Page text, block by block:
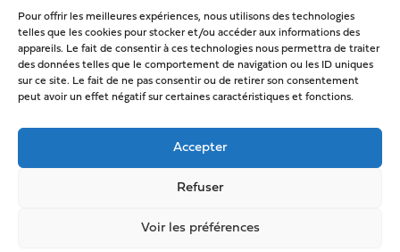
Pour offrir les meilleures expériences, nous utilisons des technologies
telles que les cookies pour stocker et/ou accéder aux informations des
appareils. Le fait de consentir à ces technologies nous permettra de traiter
des données telles que le comportement de navigation ou les ID uniques
sur ce site. Le fait de ne pas consentir ou de retirer son consentement
peut avoir un effet négatif sur certaines caractéristiques et fonctions.
Accepter
Refuser
Voir les préférences
Nous contacter
oca@latestedebuch.fr